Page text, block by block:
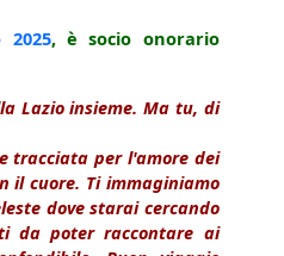
2025, è socio onorario
Lazio insieme. Ma tu, di
tracciata per l'amore dei
il cuore. Ti immaginiamo
dove starai cercando
da poter raccontare ai